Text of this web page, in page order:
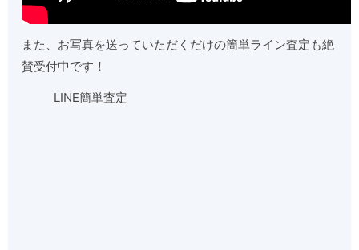
また、お写真を送っていただくだけの簡単ライン査定も絶
賛受付中です！
LINE簡単査定